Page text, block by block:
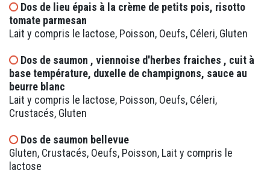
Dos de lieu épais à la crème de petits pois, risotto
tomate parmesan
Lait y compris le lactose, Poisson, Oeufs, Céleri, Gluten
Dos de saumon , viennoise d'herbes fraiches , cuit à
base température, duxelle de champignons, sauce au
beurre blanc
Lait y compris le lactose, Poisson, Oeufs, Céleri,
Crustacés, Gluten
Dos de saumon bellevue
Gluten, Crustacés, Oeufs, Poisson, Lait y compris le
lactose